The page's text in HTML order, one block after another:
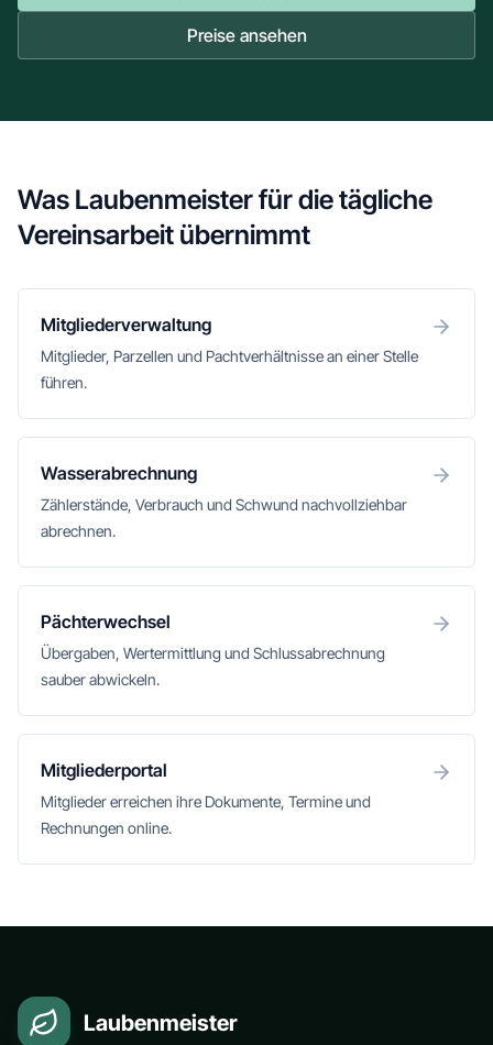
Preise ansehen
Was Laubenmeister für die tägliche
Vereinsarbeit übernimmt
Mitgliederverwaltung
Mitglieder, Parzellen und Pachtverhältnisse an einer Stelle
führen.
Wasserabrechnung
Zählerstände, Verbrauch und Schwund nachvollziehbar
abrechnen.
Pächterwechsel
Übergaben, Wertermittlung und Schlussabrechnung
sauber abwickeln.
Mitgliederportal
Mitglieder erreichen ihre Dokumente, Termine und
Rechnungen online.
Laubenmeister